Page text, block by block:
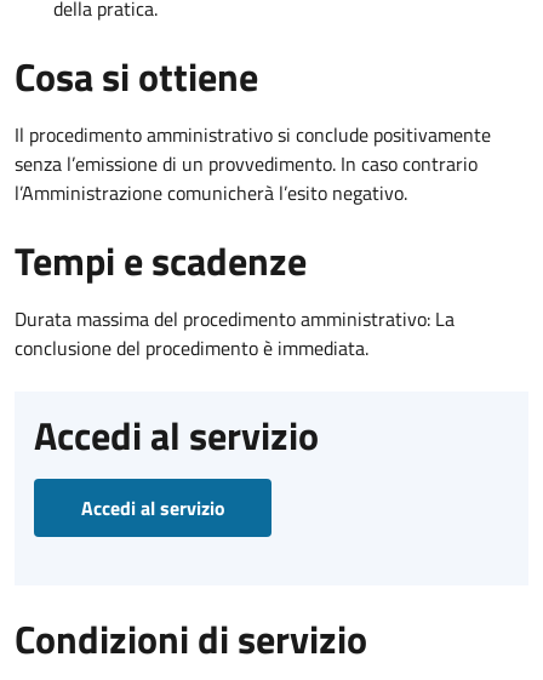
della pratica.
Cosa si ottiene
Il procedimento amministrativo si conclude positivamente
senza l’emissione di un provvedimento. In caso contrario
l’Amministrazione comunicherà l’esito negativo.
Tempi e scadenze
Durata massima del procedimento amministrativo: La
conclusione del procedimento è immediata.
Accedi al servizio
Accedi al servizio
Condizioni di servizio